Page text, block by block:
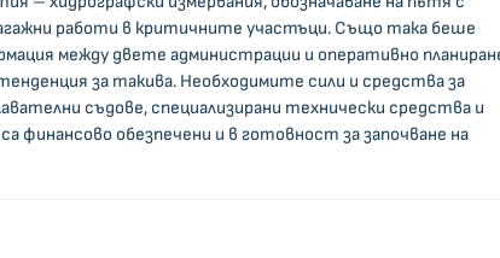
работи в критичните участъци. Също така беше
между двете администрации и оперативно
за такива. Необходимите сили и средства за
съдове, специализирани технически средства и
финансово обезпечени и в готовност за започване на